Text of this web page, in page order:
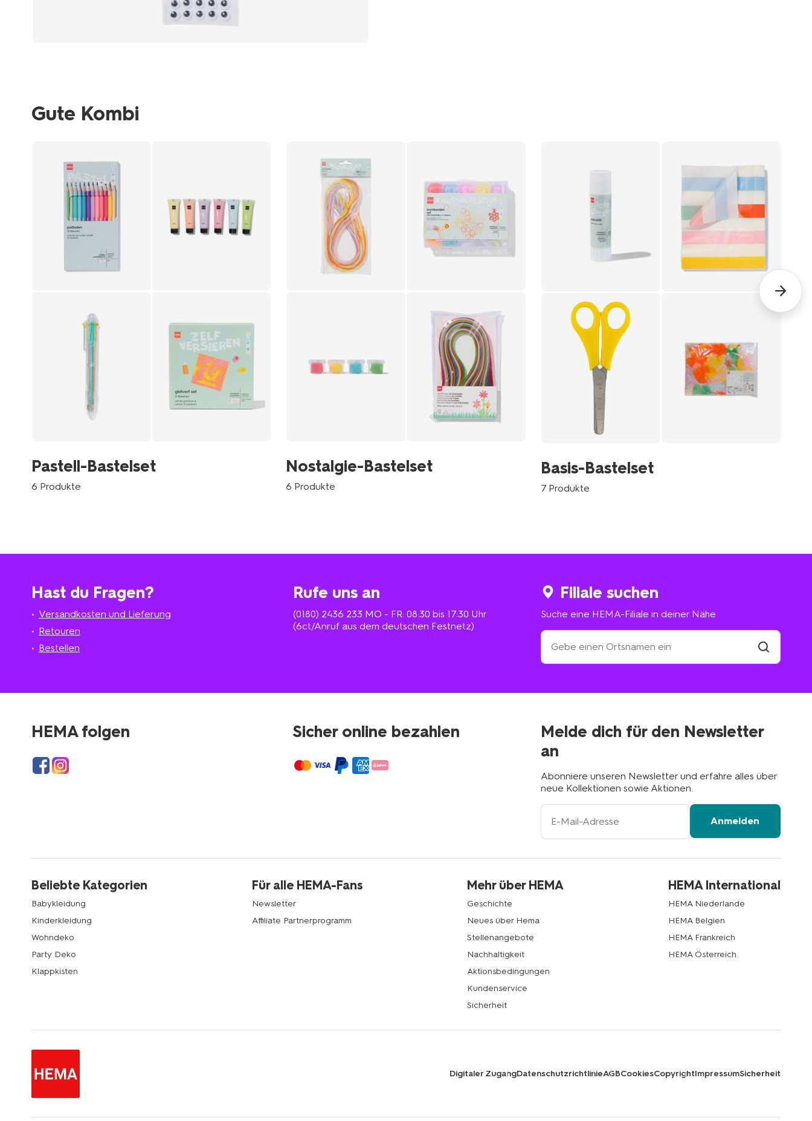
Gute Kombi
Pastell-Bastelset
6 Produkte
Nostalgie-Bastelset
6 Produkte
Basis-Bastelset
7 Produkte
Hast du Fragen?
Versandkosten und Lieferung
Retouren
Bestellen
Rufe uns an
(0180) 2436 233 MO - FR: 08:30 bis 17:30 Uhr
(6ct/Anruf aus dem deutschen Festnetz)
Filiale suchen
Suche eine HEMA-Filiale in deiner Nähe
Suche
eine
HEMA-
deiner
Filiale
HEMA folgen Sicher online bezahlen
Melde dich für den Newsletter
an
Abonniere unseren Newsletter und erfahre alles über
neue Kollektionen sowie Aktionen.
Ihre
Anmelden
Beliebte Kategorien
Babykleidung
Kinderkleidung
Wohndeko
Party Deko
Klappkisten
Für alle HEMA-Fans
Newsletter
Affiliate Partnerprogramm
Mehr über HEMA
Geschichte
Neues über Hema
Stellenangebote
Nachhaltigkeit
Aktionsbedingungen
Kundenservice
Sicherheit
HEMA International
HEMA Niederlande
HEMA Belgien
HEMA Frankreich
HEMA Österreich
Digitaler ZugangDatenschutzrichtlinieAGBCookiesCopyrightImpressumSicherheit